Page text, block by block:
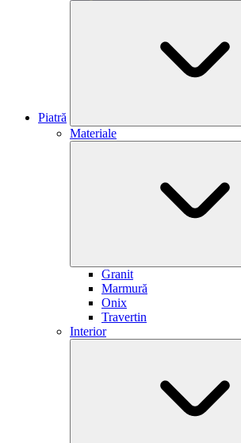
Piatră
Materiale
Granit
Marmură
Onix
Travertin
Interior